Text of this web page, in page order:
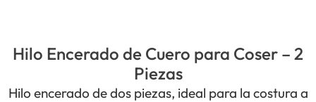
Hilo Encerado de Cuero para Coser – 2
Piezas
Hilo encerado de dos piezas, ideal para la costura a